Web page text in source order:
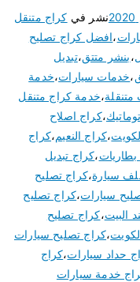
نشر في كراج متنقل
،افضل كراج تصليح
،بنشر متتق،تبديل
،خدمات سيارات،خدمة
،خدمة كراج متنقل
،كراج اصلاح
،كراج النعيم،كراج
بطاريات،كراج تبديل
سيارة،كراج تصليح
سيارات،كراج تصليح
البيت،كراج تصليح
،كراج تصليح سيارات
حداد سيارات،كراج
خدمة سيارات